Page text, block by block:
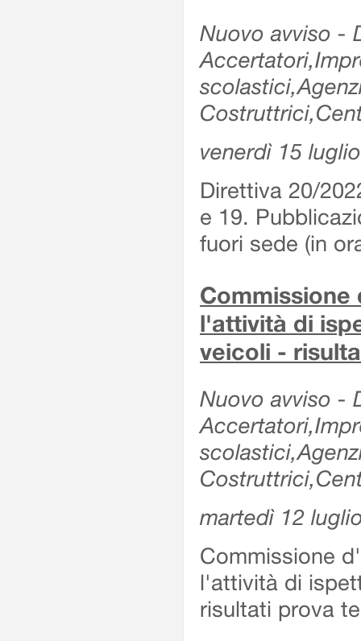
Nuovo avviso -
venerdì 15
Direttiva 20/
e 19.
fuori sede (in
l'attività di
veicoli -
Nuovo avviso -
martedì 12
Commissione
l'attività di
risultati prova